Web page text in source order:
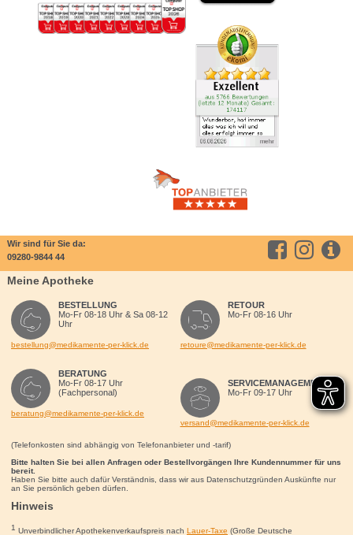
Wir sind für Sie da:
09280-9844 44
Meine Apotheke
BESTELLUNG
Mo-Fr 08-18 Uhr & Sa 08-12
Uhr
bestellung@medikamente-per-klick.de
BERATUNG
Mo-Fr 08-17 Uhr
(Fachpersonal)
beratung@medikamente-per-klick.de
RETOUR
Mo-Fr 08-16 Uhr
retoure@medikamente-per-klick.de
SERVICEMANAGEMENT
Mo-Fr 09-17 Uhr
versand@medikamente-per-klick.de
(Telefonkosten sind abhängig von Telefonanbieter und -tarif)
Bitte halten Sie bei allen Anfragen oder Bestellvorgängen Ihre Kundennummer für uns
bereit.
Haben Sie bitte auch dafür Verständnis, dass wir aus Datenschutzgründen Auskünfte nur
an Sie persönlich geben dürfen.
Hinweis
1 Unverbindlicher Apothekenverkaufspreis nach Lauer-Taxe (Große Deutsche